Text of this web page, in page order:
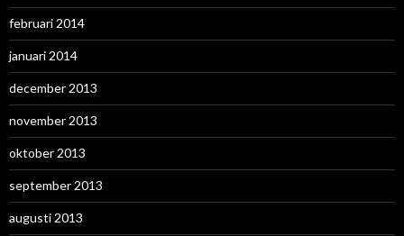
februari 2014
januari 2014
december 2013
november 2013
oktober 2013
september 2013
augusti 2013